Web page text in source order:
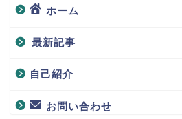
ホーム
最新記事
自己紹介
お問い合わせ